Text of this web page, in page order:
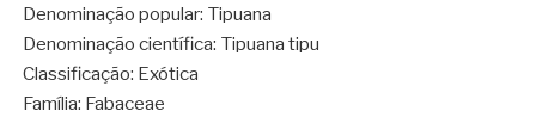
Denominação popular: Tipuana
Denominação científica: Tipuana tipu
Classificação: Exótica
Família: Fabaceae